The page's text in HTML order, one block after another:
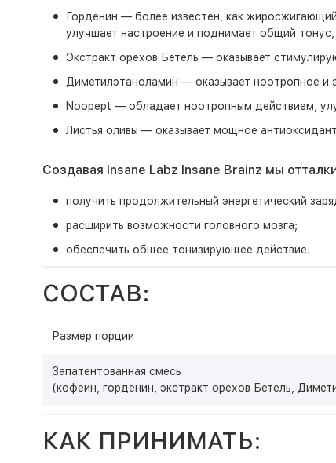
Горденин — более известен, как
улучшает настроение и поднимает общий
Экстракт орехов Бетель — оказывает
Диметилэтаноламин — оказывает ноотропное и
Noopept — обладает ноотропным действием,
Листья оливы — оказывает мощное
Создавая Insane Labz Insane Brainz мы
получить продолжительный энергетический
расширить возможности головного мозга;
обеспечить общее тонизирующее действие.
СОСТАВ:
Размер порции
Запатентованная смесь
(кофеин, горденин, экстракт орехов Бетель,
КАК ПРИНИМАТЬ: